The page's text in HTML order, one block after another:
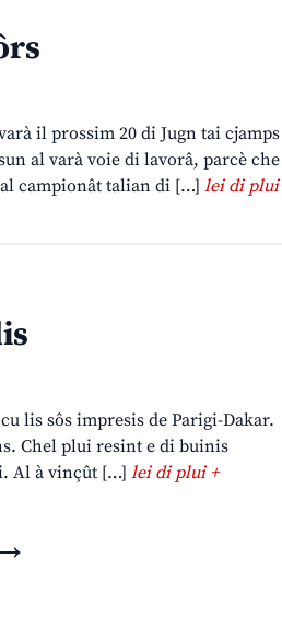
il prossim 20 di Jugn tai cjamps
al varà voie di lavorâ, parcè che
campionât talian di […] lei di plui
lis sôs impresis de Parigi-Dakar.
Chel plui resint e di buinis
Al à vinçût […] lei di plui +